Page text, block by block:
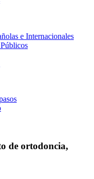
e Internacionales
de ortodoncia,